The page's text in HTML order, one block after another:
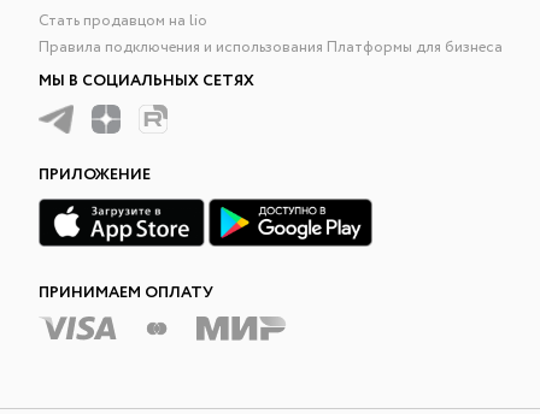
Стать продавцом на lio
Правила подключения и использования Платформы для бизнеса
МЫ В СОЦИАЛЬНЫХ СЕТЯХ
ПРИЛОЖЕНИЕ
ПРИНИМАЕМ ОПЛАТУ